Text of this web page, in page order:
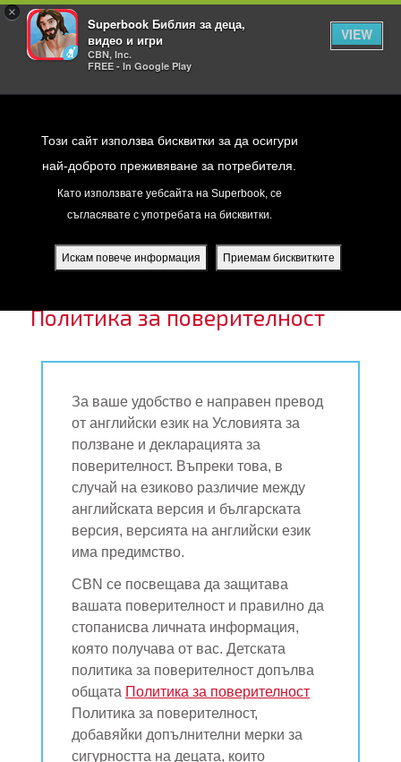
×
Superbook Библия за деца,
видео и игри
CBN, Inc.
FREE - In Google Play
VIEW
Този сайт използва бисквитки за да осигури
най-доброто преживяване за потребителя.
Като използвате уебсайта на Superbook, се
съгласявате с употребата на бисквитки.
Искам повече информация Приемам бисквитките
Superbook приложение
ПОЛИТИКА ЗА ПОВЕРИТЕЛНОСТ
Политика за поверителност
За ваше удобство е направен превод
от английски език на Условията за
ползване и декларацията за
поверителност. Въпреки това, в
случай на езиково различие между
английската версия и българската
версия, версията на английски език
има предимство.
CBN се посвещава да защитава
вашата поверителност и правилно да
стопанисва личната информация,
която получава от вас. Детската
политика за поверителност допълва
общата Политика за поверителност
Политика за поверителност,
добавяйки допълнителни мерки за
сигурността на децата, които